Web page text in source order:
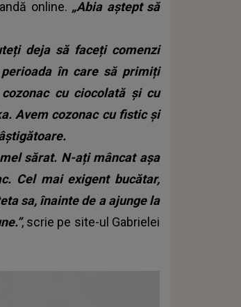
online. „Abia aștept să
deja să faceți comenzi
în care să primiți
cu ciocolată și cu
Avem cozonac cu fistic și
sărat. N-ați mâncat așa
Cel mai exigent bucătar,
sa, înainte de a ajunge la
, scrie pe site-ul Gabrielei